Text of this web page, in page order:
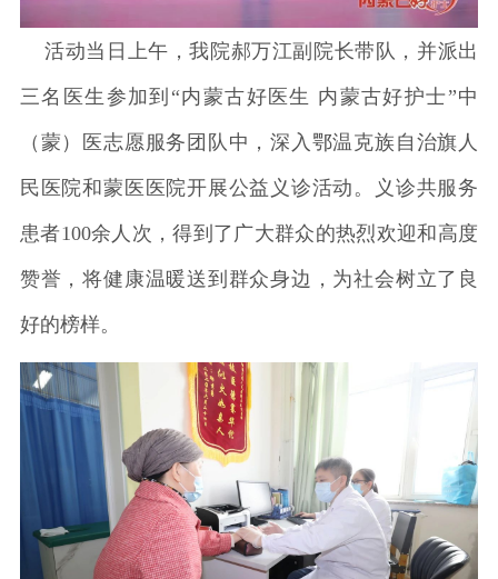
活动当日上午，我院郝万江副院长带队，并派出
三名医生参加到“内蒙古好医生 内蒙古好护士”中
（蒙）医志愿服务团队中，深入鄂温克族自治旗人
民医院和蒙医医院开展公益义诊活动。义诊共服务
患者100余人次，得到了广大群众的热烈欢迎和高度
赞誉，将健康温暖送到群众身边，为社会树立了良
好的榜样。